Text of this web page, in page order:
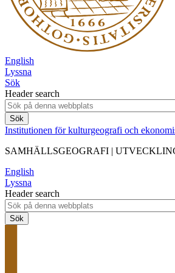
English
Lyssna
Sök
Header search
Institutionen för kulturgeografi och
SAMHÄLLSGEOGRAFI |
English
Lyssna
Header search